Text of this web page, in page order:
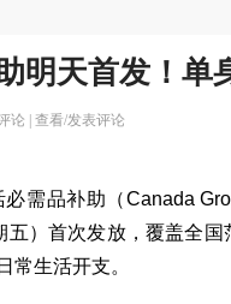
明天首发！单
论 | 查看/发表评论
需品补助（Canada
）首次发放，覆盖全
常生活开支。